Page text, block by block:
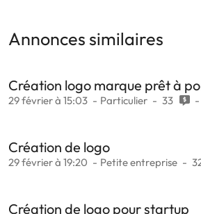
Annonces similaires
Création logo marque prêt à
29 février à 15:03 Particulier 33
Création de logo
29 février à 19:20 Petite entreprise
Création de logo pour startup